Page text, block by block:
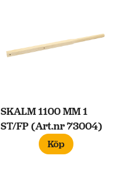
SKALM 1100 MM 1
ST/FP (Art.nr 73004)
Köp